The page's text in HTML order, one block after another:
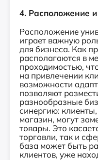
4. Расположение и
Расположение
играет важную
для бизнеса. Как
располагаются в
проходимостью,
на привлечении
возможности
позволяют
разнообразные
синергию:
магазин, могут
товары. Это
торговли, так и
база может быть
клиентов, уже